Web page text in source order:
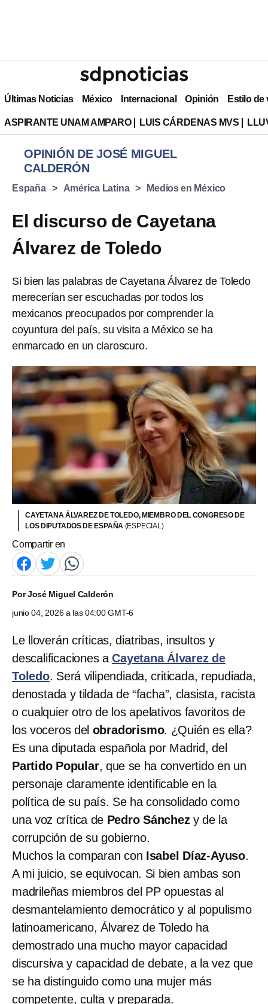
Últimas Noticias México Internacional Opinión Estilo de
ASPIRANTE UNAM AMPARO LUIS CÁRDENAS MVS
OPINIÓN DE JOSÉ MIGUEL
CALDERÓN
España América Latina Medios en México
El discurso de Cayetana
Álvarez de Toledo
Si bien las palabras de Cayetana Álvarez de Toledo
merecerían ser escuchadas por todos los
mexicanos preocupados por comprender la
coyuntura del país, su visita a México se ha
enmarcado en un claroscuro.
CAYETANA ÁLVAREZ DE TOLEDO, MIEMBRO DEL CONGRESO DE
LOS DIPUTADOS DE ESPAÑA (ESPECIAL)
Compartir en
PorJosé Miguel Calderón
junio 04, 2026 a las 04:00 GMT-6
Le lloverán críticas, diatribas, insultos y
descalificaciones aCayetana Álvarez de
Toledo. Será vilipendiada, criticada, repudiada,
denostada y tildada de “facha”, clasista, racista
o cualquier otro de los apelativos favoritos de
los voceros del obradorismo. ¿Quién es ella?
Es una diputada española por Madrid, del
Partido Popular, que se ha convertido en un
personaje claramente identificable en la
política de su país. Se ha consolidado como
una voz crítica de Pedro Sánchezy de la
corrupción de su gobierno.
Muchos la comparan con Isabel Díaz-Ayuso.
A mi juicio, se equivocan. Si bien ambas son
madrileñas miembros del PP opuestas al
desmantelamiento democrático y al populismo
latinoamericano, Álvarez de Toledo ha
demostrado una mucho mayor capacidad
discursiva y capacidad de debate, a la vez que
se ha distinguido como una mujer más
competente, culta y preparada.